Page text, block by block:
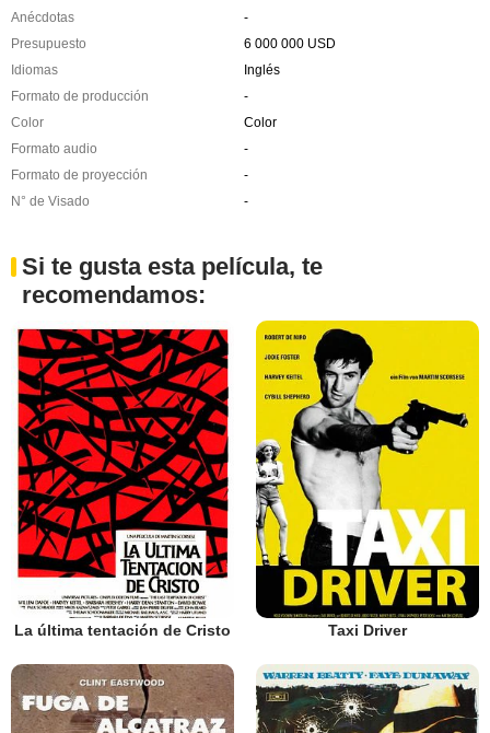
Anécdotas
-
Presupuesto
6 000 000 USD
Idiomas
Inglés
Formato de producción
-
Color
Color
Formato audio
-
Formato de proyección
-
N° de Visado
-
Si te gusta esta película, te
recomendamos:
La última tentación de Cristo Taxi Driver